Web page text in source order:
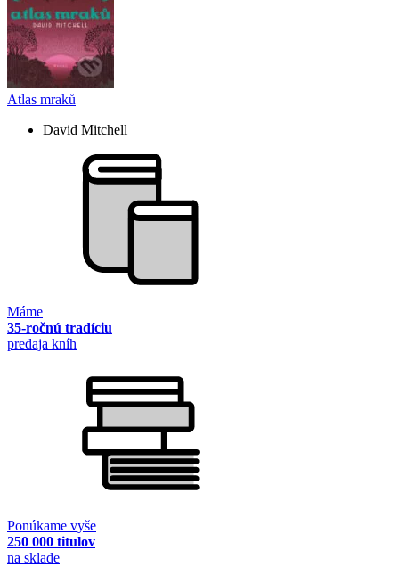
Atlas mraků
David Mitchell
Máme
35-ročnú tradíciu
predaja kníh
Ponúkame vyše
250 000 titulov
na sklade